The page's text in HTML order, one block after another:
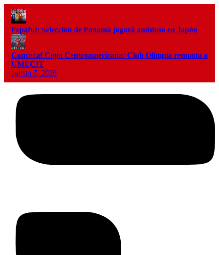
Fepafut: Selección de Panamá jugará amistoso en Japón
Concacaf Copa Centroamericana: Club Olimpia remonta a
UMECIT
agosto 7, 2026